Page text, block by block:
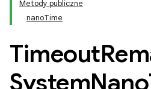
Metody publiczne
nanoTime
Timeout
SystemNano